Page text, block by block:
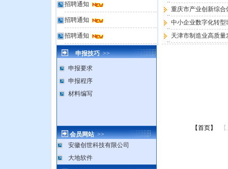
招聘通知
招聘通知
招聘通知
申报技巧>>
申报要求
申报程序
材料编写
会员网站>>
安徽创世科技有限公司
大地软件
重庆市产业创新综
中小企业数字化转
天津市制造业高质
【首页】